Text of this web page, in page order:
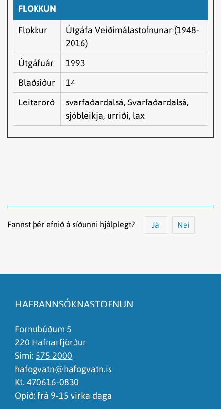
FLOKKUN
Flokkur
Útgáfa Veiðimálastofnunar (1948-
2016)
Útgáfuár
1993
Blaðsíður
14
Leitarorð
svarfaðardalsá, Svarfaðardalsá,
sjóbleikja, urriði, lax
Fannst þér efnið á síðunni hjálplegt? Já Nei
Það er of mikið efni á síðunni
Ég skil ekki efnið, finnst það of flókið
HAFRANNSÓKNASTOFNUN
Fornubúðum 5
220 Hafnarfjörður
Sími: 575 2000
hafogvatn@hafogvatn.is
Kt. 470616-0830
Opið: frá 9-15 virka daga